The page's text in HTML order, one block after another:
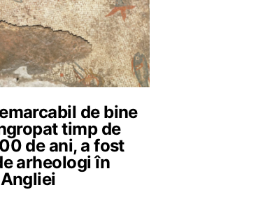
de bine
timp de
de ani, a fost
arheologi în